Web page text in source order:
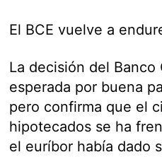
El BCE vuelve a
La decisión del Banco
esperada por buena
pero confirma que el
hipotecados se ha
el euríbor había dado